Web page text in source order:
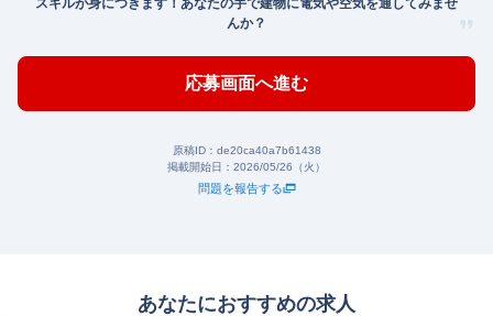
スキルが身につきます！あなたの手で建物に電気や空気を通してみませ
んか？
応募画面へ進む
原稿ID： de20ca40a7b61438
掲載開始日： 2026/05/26（火）
問題を報告する
あなたにおすすめの求人